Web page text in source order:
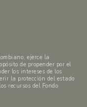
ejerce la
de propender por el
los intereses de los
la protección del estado
recursos del Fondo